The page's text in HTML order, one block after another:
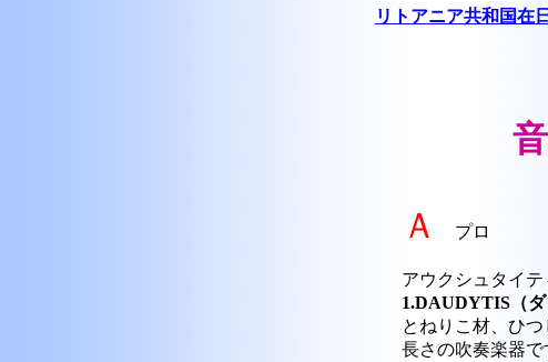
リトアニア共和国在
Ａ プロ
アウクシュタイ
1.DAUDYTIS（ダ
とねりこ材、ひ
長さの吹奏楽器